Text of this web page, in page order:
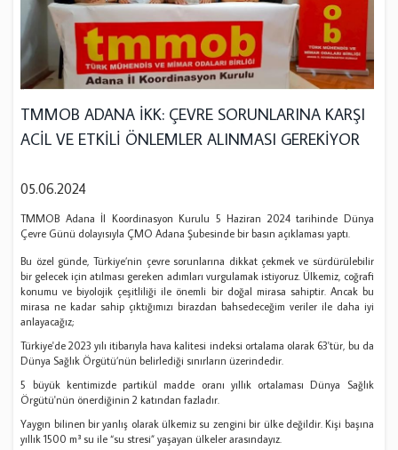
TMMOB ADANA İKK: ÇEVRE SORUNLARINA KARŞI
ACİL VE ETKİLİ ÖNLEMLER ALINMASI GEREKİYOR
05.06.2024
TMMOB Adana İl Koordinasyon Kurulu 5 Haziran 2024 tarihinde Dünya
Çevre Günü dolayısıyla ÇMO Adana Şubesinde bir basın açıklaması yaptı.
Bu özel günde, Türkiye’nin çevre sorunlarına dikkat çekmek ve sürdürülebilir
bir gelecek için atılması gereken adımları vurgulamak istiyoruz. Ülkemiz, coğrafi
konumu ve biyolojik çeşitliliği ile önemli bir doğal mirasa sahiptir. Ancak bu
mirasa ne kadar sahip çıktığımızı birazdan bahsedeceğim veriler ile daha iyi
anlayacağız;
Türkiye'de 2023 yılı itibarıyla hava kalitesi indeksi ortalama olarak 63'tür, bu da
Dünya Sağlık Örgütü’nün belirlediği sınırların üzerindedir.
5 büyük kentimizde partikül madde oranı yıllık ortalaması Dünya Sağlık
Örgütü'nün önerdiğinin 2 katından fazladır.
Yaygın bilinen bir yanlış olarak ülkemiz su zengini bir ülke değildir. Kişi başına
yıllık 1500 m³ su ile “su stresi” yaşayan ülkeler arasındayız.